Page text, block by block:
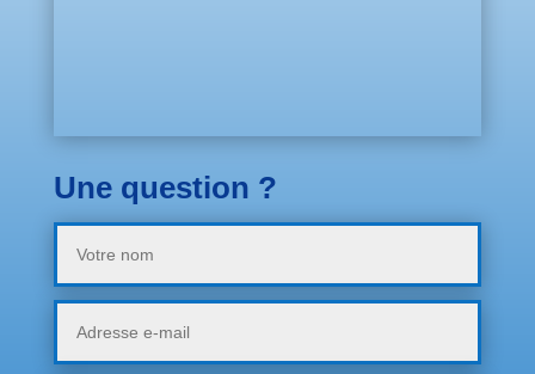
Une question ?